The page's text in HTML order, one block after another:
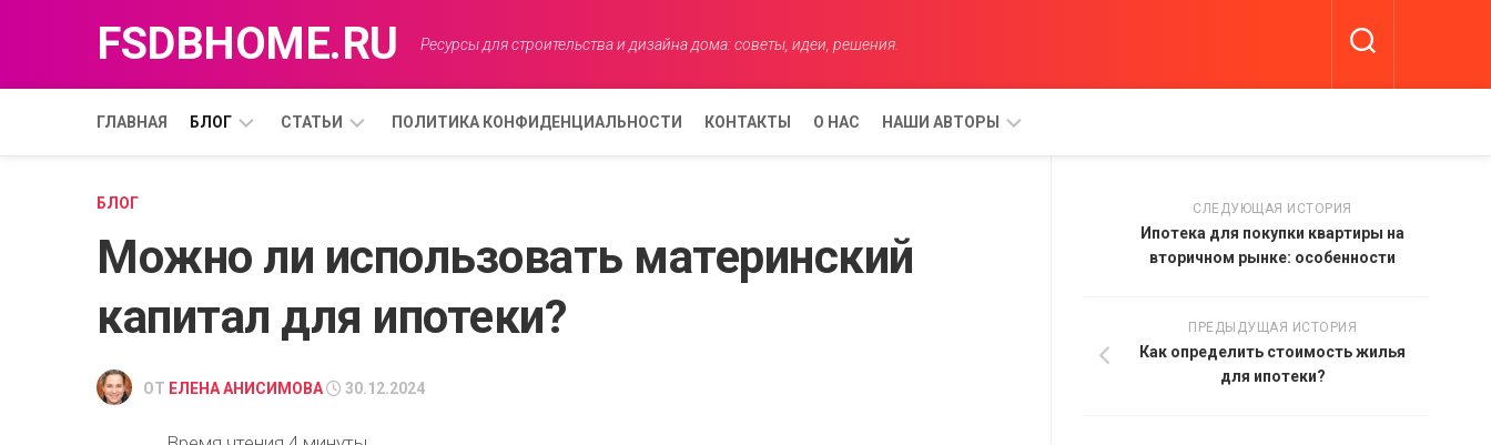
содержаниюFSDBHOME.RU Ресурсы для строительства и дизайна дома: советы, идеи, решения.
ГЛАВНАЯ БЛОГ СТАТЬИ
НА
ИПОТЕКИ.
ИПОТЕКИ:
ПРАВИЛЬНО
ПОЛИТИКА КОНФИДЕНЦИАЛЬНОСТИ КОНТАКТЫ О НАС НАШИ АВТОРЫ
ЕЛЕНА
БЛОГ
Можно ли использовать материнский
капитал для ипотеки?
ОТ ЕЛЕНА АНИСИМОВА 30.12.2024
СЛЕДУЮЩАЯ ИСТОРИЯ
Ипотека для покупки квартиры на
вторичном рынке: особенности
ПРЕДЫДУЩАЯ ИСТОРИЯ
Как определить стоимость жилья
для ипотеки?